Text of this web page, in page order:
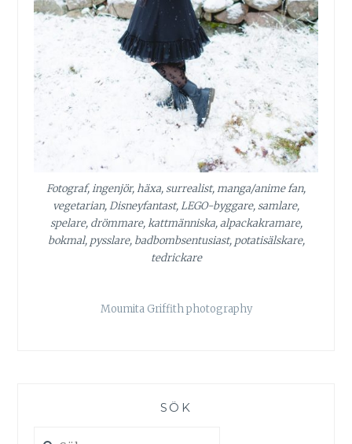
Fotograf, ingenjör, häxa, surrealist, manga/anime fan,
vegetarian, Disneyfantast, LEGO-byggare, samlare,
spelare, drömmare, kattmänniska, alpackakramare,
bokmal, pysslare, badbombsentusiast, potatisälskare,
tedrickare
Moumita Griffith photography
SÖK